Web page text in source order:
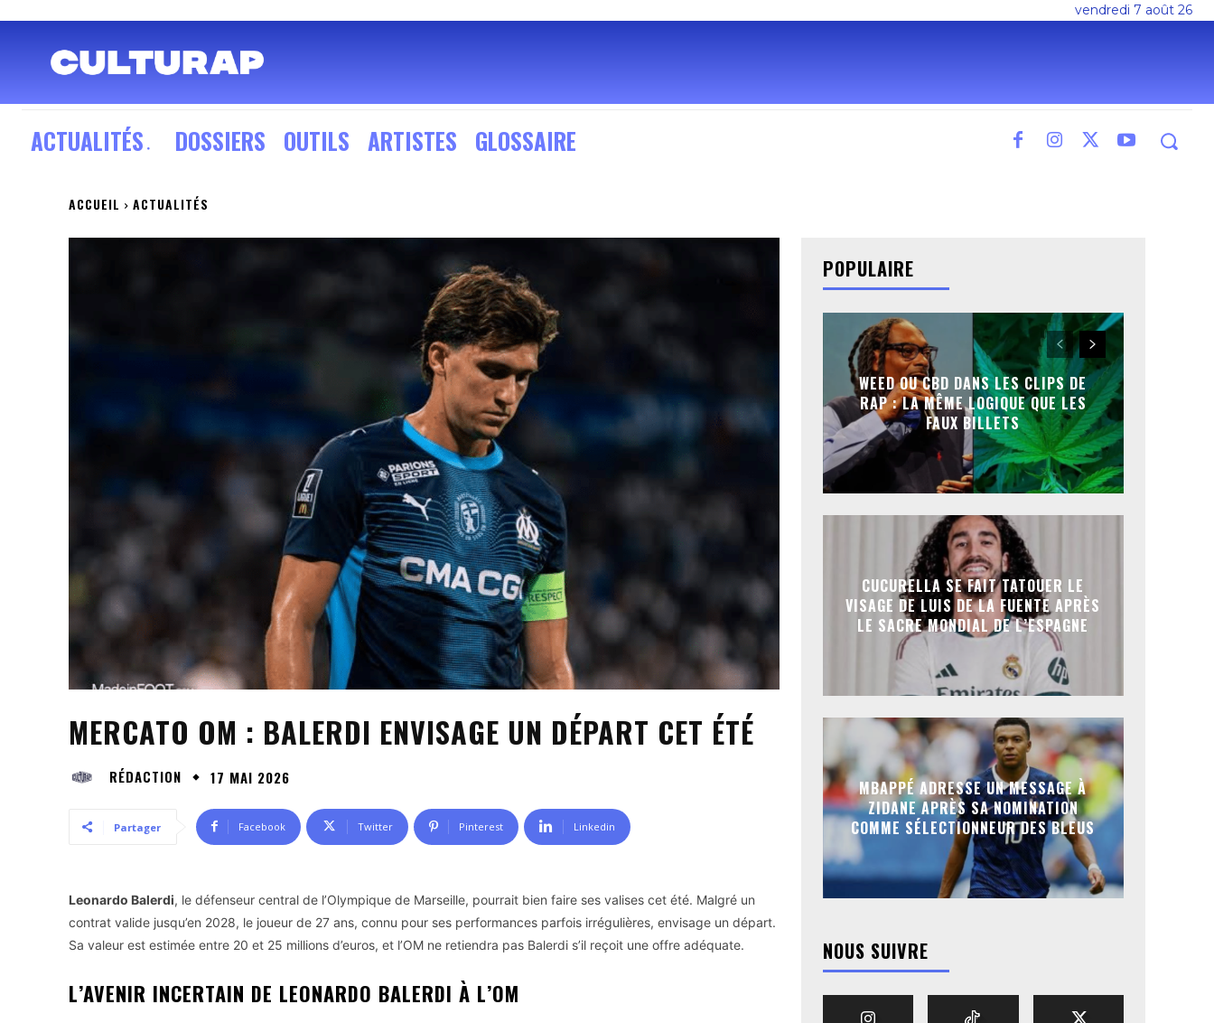
vendredi 7 août 26
ACTUALITÉS DOSSIERS OUTILS ARTISTES GLOSSAIRE
ACCUEIL ACTUALITÉS
MERCATO OM : BALERDI ENVISAGE UN DÉPART CET ÉTÉ
RÉDACTION 17 MAI 2026
Partager Facebook Twitter Pinterest Linkedin
Leonardo Balerdi, le défenseur central de l’Olympique de Marseille, pourrait bien faire ses valises cet été. Malgré un
contrat valide jusqu’en 2028, le joueur de 27 ans, connu pour ses performances parfois irrégulières, envisage un départ.
Sa valeur est estimée entre 20 et 25 millions d’euros, et l’OM ne retiendra pas Balerdi s’il reçoit une offre adéquate.
L’AVENIR INCERTAIN DE LEONARDO BALERDI À L’OM
POPULAIRE
WEED OU CBD DANS LES CLIPS DE
RAP : LA MÊME LOGIQUE QUE LES
FAUX BILLETS
CUCURELLA SE FAIT TATOUER LE
VISAGE DE LUIS DE LA FUENTE APRÈS
LE SACRE MONDIAL DE L’ESPAGNE
MBAPPÉ ADRESSE UN MESSAGE À
ZIDANE APRÈS SA NOMINATION
COMME SÉLECTIONNEUR DES BLEUS
NOUS SUIVRE